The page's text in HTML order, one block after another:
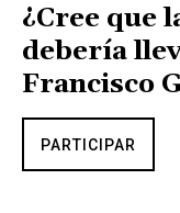
¿Cree que
debería
Francisco
PARTICIPAR